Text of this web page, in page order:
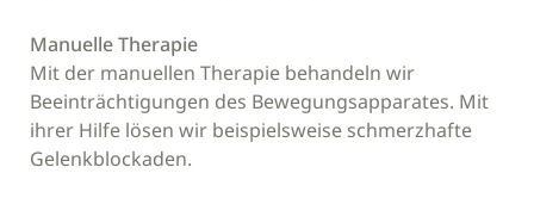
Manuelle Therapie
Mit der manuellen Therapie behandeln wir
Beeinträchtigungen des Bewegungsapparates. Mit
ihrer Hilfe lösen wir beispielsweise schmerzhafte
Gelenkblockaden.